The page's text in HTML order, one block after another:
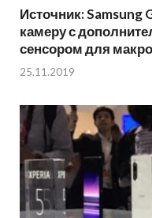
Источник: Samsung
камеру с
сенсором для
25.11.2019